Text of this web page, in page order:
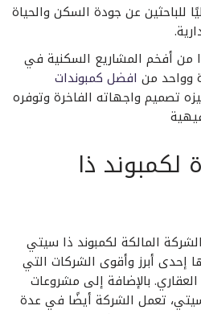
للباحثين عن جودة السكن والحياة
من أفخم المشاريع السكنية في
وواحد من افضل كمبوندات
تصميم واجهاته الفاخرة وتوفره
لكمبوند ذا
المالكة لكمبوند ذا سيتي
إحدى أبرز وأقوى الشركات التي
بالإضافة إلى مشروعات
تعمل الشركة أيضًا في عدة